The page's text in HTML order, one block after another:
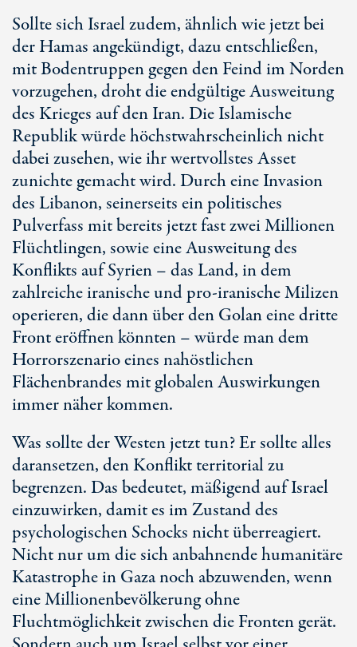
Sollte sich Israel zudem, ähnlich wie jetzt bei
der Hamas angekündigt, dazu entschließen,
mit Bodentruppen gegen den Feind im Norden
vorzugehen, droht die endgültige Ausweitung
des Krieges auf den Iran. Die Islamische
Republik würde höchstwahrscheinlich nicht
dabei zusehen, wie ihr wertvollstes Asset
zunichte gemacht wird. Durch eine Invasion
des Libanon, seinerseits ein politisches
Pulverfass mit bereits jetzt fast zwei Millionen
Flüchtlingen, sowie eine Ausweitung des
Konflikts auf Syrien – das Land, in dem
zahlreiche iranische undpro-iranischeMilizen
operieren, die dann über den Golan eine dritte
Front eröffnen könnten – würde man dem
Horrorszenario eines nahöstlichen
Flächenbrandes mit globalen Auswirkungen
immer näher kommen.
Was sollte der Westen jetzt tun? Er sollte alles
daransetzen, den Konflikt territorial zu
begrenzen. Das bedeutet, mäßigend auf Israel
einzuwirken, damit es im Zustand des
psychologischen Schocks nicht überreagiert.
Nicht nur um die sich anbahnende humanitäre
Katastrophe in Gaza noch abzuwenden, wenn
eine Millionenbevölkerung ohne
Fluchtmöglichkeit zwischen die Fronten gerät.